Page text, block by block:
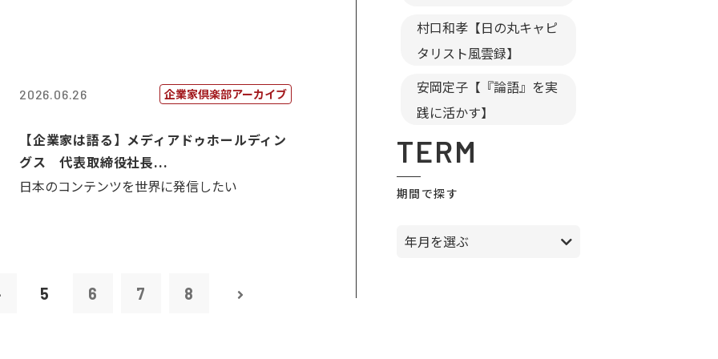
2026.06.26 企業家倶楽部アーカイブ
【企業家は語る】メディアドゥホールディン
グス 代表取締役社長...
日本のコンテンツを世界に発信したい
5 6 7 8
村口和孝【日の丸キャピ
タリスト風雲録】
安岡定子【『論語』を実
践に活かす】
TERM
期間で探す
年月を選ぶ